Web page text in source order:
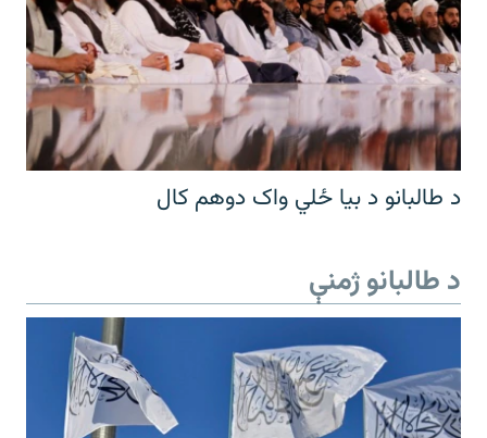
د طالبانو د بیا ځلي واک دوهم کال
د طالبانو ژمنې